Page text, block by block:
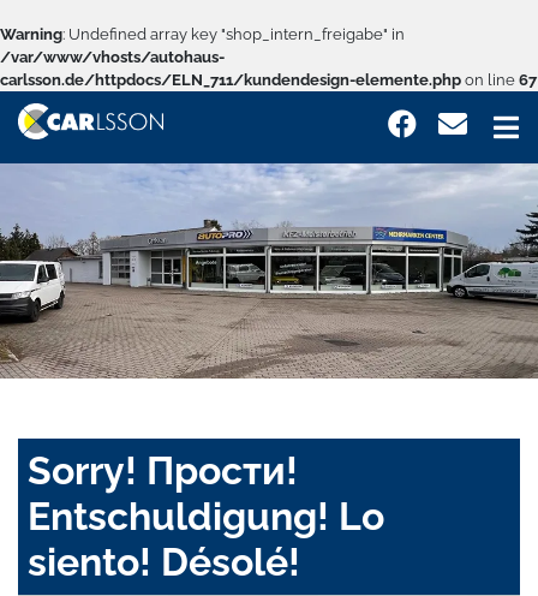
Warning: Undefined array key "shop_intern_freigabe" in
/var/www/vhosts/autohaus-
carlsson.de/httpdocs/ELN_711/kundendesign-elemente.php on line 67
Sorry! Прости!
Entschuldigung! Lo
siento! Désolé!